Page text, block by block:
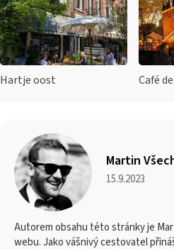
Hartje oost Café
Martin
15.9.2023
Autorem obsahu této stránky je
webu. Jako vášnivý cestovatel